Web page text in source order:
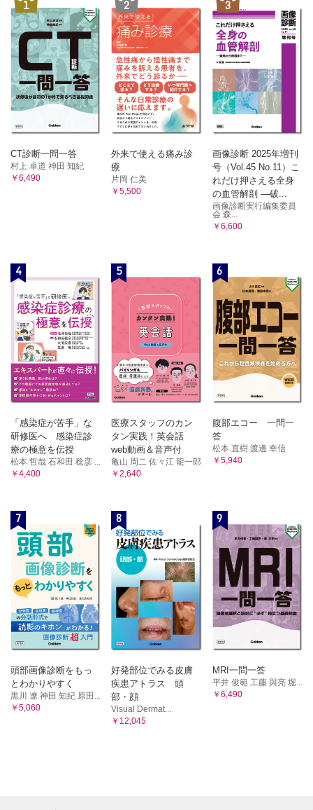
1
CT診断一問一答
村上 卓道 神田 知紀
￥6,490
2
外来で使える痛み診
療
片岡 仁美
￥5,500
3
画像診断 2025年増刊
号（Vol.45 No.11）こ
れだけ押さえる全身
の血管解剖 ―破...
画像診断実行編集委員
会 森...
￥6,600
4
「感染症が苦手」な
研修医へ 感染症診
療の極意を伝授
松本 哲哉 石和田 稔彦 ...
￥4,400
5
医療スタッフのカン
タン実践！英会話
web動画＆音声付
亀山 周二 佐々江 龍一郎
￥2,640
6
腹部エコー 一問一
答
松本 直樹 渡邊 幸信
￥5,940
7
頭部画像診断をもっ
とわかりやすく
黒川 遼 神田 知紀 原田...
￥5,060
8
好発部位でみる皮膚
疾患アトラス 頭
部・顔
Visual Dermat...
￥12,045
9
MRI一問一答
平井 俊範 工藤 與亮 堀...
￥6,490